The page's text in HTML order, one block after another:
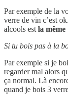
Par exemple de la
verre de vin c’est
alcools est la même
Si tu bois pas à la
Par exemple si je
regarder mal alors
ça normal. Là
quand je bois 3